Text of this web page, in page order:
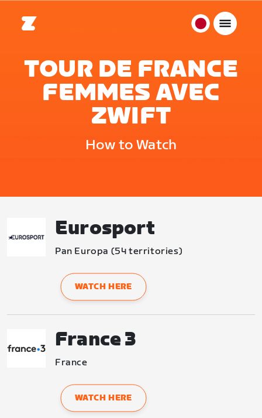
日
日
本
語
TOUR DE FRANCE
FEMMES AVEC
ZWIFT
How to Watch
Eurosport
Pan Europa (54 territories)
WATCH HERE
France 3
France
WATCH HERE